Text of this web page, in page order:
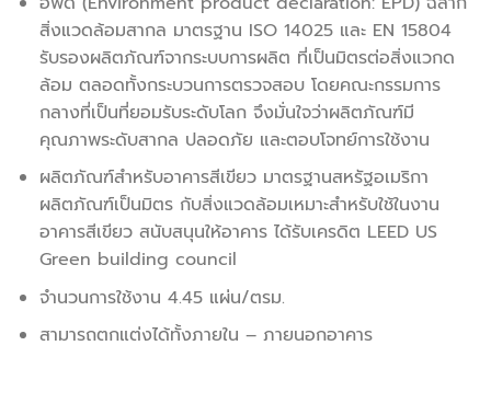
สิ่งแวดล้อมสากล มาตรฐาน ISO 14025 และ EN 15804
รับรองผลิตภัณฑ์จากระบบการผลิต ที่เป็นมิตรต่อสิ่งแวกด
ล้อม ตลอดทั้งกระบวนการตรวจสอบ โดยคณะกรรมการ
กลางที่เป็นที่ยอมรับระดับโลก จึงมั่นใจว่าผลิตภัณฑ์มี
คุณภาพระดับสากล ปลอดภัย และตอบโจทย์การใช้งาน
ผลิตภัณฑ์สำหรับอาคารสีเขียว มาตรฐานสหรัฐอเมริกา
ผลิตภัณฑ์เป็นมิตร กับสิ่งแวดล้อมเหมาะสำหรับใช้ในงาน
อาคารสีเขียว สนับสนุนให้อาคาร ได้รับเครดิต LEED US
Green building council
จำนวนการใช้งาน 4.45 แผ่น/ตรม.
สามารถตกแต่งได้ทั้งภายใน – ภายนอกอาคาร